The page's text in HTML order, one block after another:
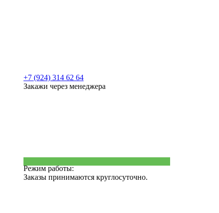
+7 (924) 314 62 64
Закажи через менеджера
Режим работы:
Заказы принимаются круглосуточно.